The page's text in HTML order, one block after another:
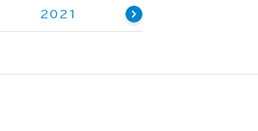
2021